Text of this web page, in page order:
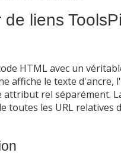
liens
HTML avec un
affiche le texte d'ancre,
rel séparément.
toutes les URL relatives